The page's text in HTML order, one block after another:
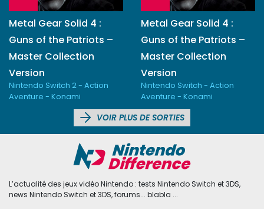
Metal Gear Solid 4 :
Guns of the Patriots –
Master Collection
Version
Nintendo Switch 2 - Action
Aventure - Konami
Metal Gear Solid 4 :
Guns of the Patriots –
Master Collection
Version
Nintendo Switch - Action
Aventure - Konami
VOIR PLUS DE SORTIES
L’actualité des jeux vidéo Nintendo : tests Nintendo Switch et 3DS,
news Nintendo Switch et 3DS, forums... blabla ...